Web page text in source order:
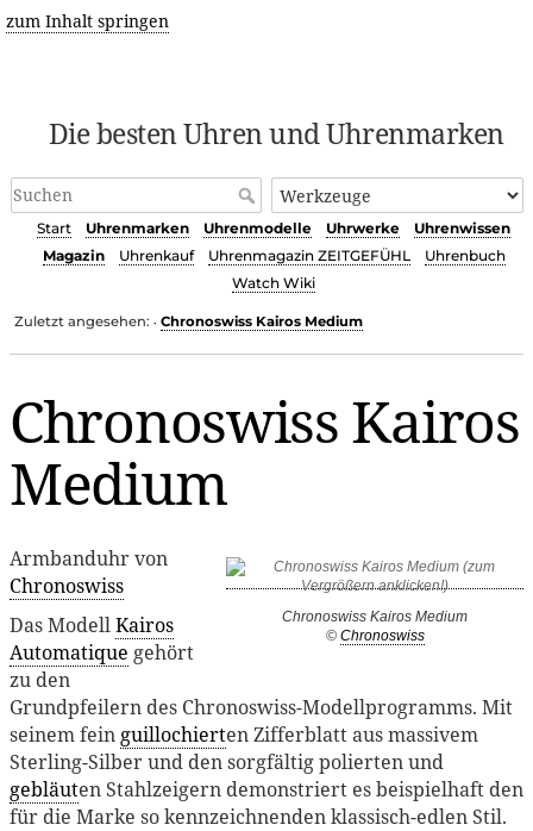
zum Inhalt springen
Die besten Uhren und Uhrenmarken
Start Uhrenmarken Uhrenmodelle Uhrwerke
Uhrenwissen
Magazin
Uhrenkauf Uhrenmagazin ZEITGEFÜHL
Uhrenbuch
Watch Wiki
Zuletzt angesehen: • Chronoswiss Kairos Medium
Chronoswiss Kairos
Medium
Chronoswiss Kairos Medium
© Chronoswiss
Armbanduhr von
Chronoswiss
Das ModellKairos
Automatique gehört
zu den
Grundpfeilern des Chronoswiss-Modellprogramms. Mit
seinem feinguillochierten Zifferblatt aus massivem
Sterling-Silber und den sorgfältig polierten und
gebläuten Stahlzeigern demonstriert es beispielhaft den
für die Marke so kennzeichnenden klassisch-edlen Stil.